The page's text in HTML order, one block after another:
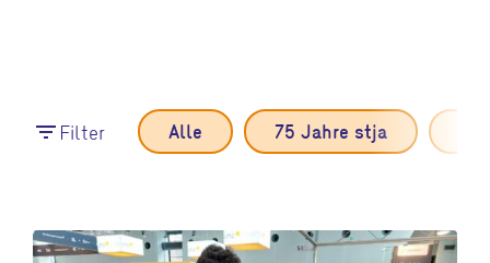
filter_list Filter Alle 75 Jahre stja